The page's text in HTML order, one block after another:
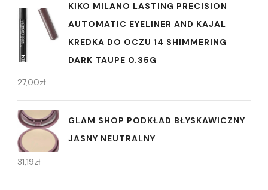
KIKO MILANO LASTING PRECISION
AUTOMATIC EYELINER AND KAJAL
KREDKA DO OCZU 14 SHIMMERING
DARK TAUPE 0.35G
27,00zł
GLAM SHOP PODKŁAD BŁYSKAWICZNY
JASNY NEUTRALNY
31,19zł